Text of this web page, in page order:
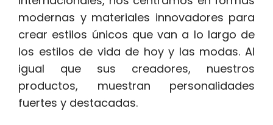
modernas y materiales innovadores para
crear estilos únicos que van a lo largo de
los estilos de vida de hoy y las modas. Al
igual que sus creadores, nuestros
productos, muestran personalidades
fuertes y destacadas.